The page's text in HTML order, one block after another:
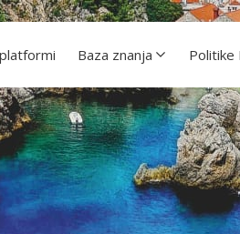
Baza znanja Politike